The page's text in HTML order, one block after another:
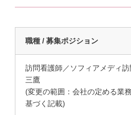
職種 / 募集ポジション
訪問看護師／ソフィアメディ
三鷹
(変更の範囲：会社の定める
基づく記載)